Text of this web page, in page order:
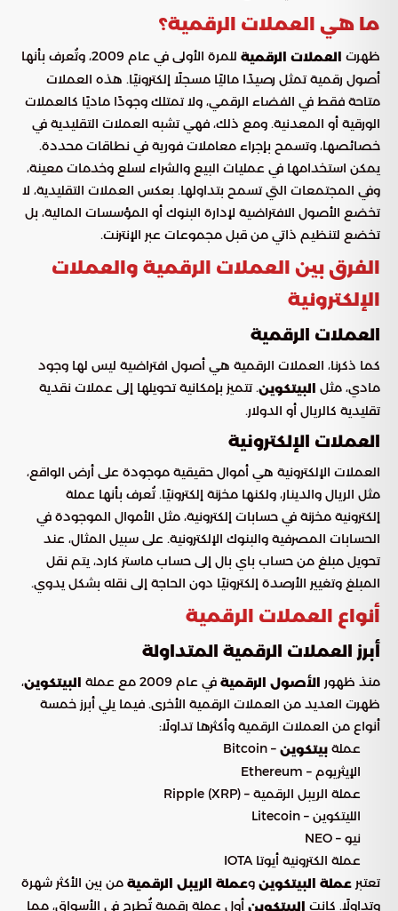
ما هي العملات الرقمية؟
ظهرت العملات الرقمية
للمرة الأولى في عام 2009، وتُعرف بأنها
أصول رقمية تمثل رصيدًا ماليًا مسجلًا إلكترونيًا. هذه العملات
متاحة فقط في الفضاء الرقمي، ولا تمتلك وجودًا ماديًا كالعملات
الورقية أو المعدنية. ومع ذلك، فهي تشبه العملات التقليدية في
خصائصها، وتسمح بإجراء معاملات فورية في نطاقات محددة.
يمكن استخدامها في عمليات البيع والشراء لسلع وخدمات معينة،
وفي المجتمعات التي تسمح بتداولها. بعكس العملات التقليدية، لا
تخضع الأصول الافتراضية لإدارة البنوك أو المؤسسات المالية، بل
تخضع لتنظيم ذاتي من قبل مجموعات عبر الإنترنت.
الفرق بين العملات الرقمية والعملات
الإلكترونية
العملات الرقمية
كما ذكرنا، العملات الرقمية هي أصول افتراضية ليس لها وجود
مادي، مثل البيتكوين. تتميز بإمكانية تحويلها إلى عملات نقدية
تقليدية كالريال أو الدولار.
العملات الإلكترونية
العملات الإلكترونية هي أموال حقيقية موجودة على أرض الواقع،
مثل الريال والدينار، ولكنها مخزنة إلكترونيًا. تُعرف بأنها عملة
إلكترونية مخزنة في حسابات إلكترونية، مثل الأموال الموجودة في
الحسابات المصرفية والبنوك الإلكترونية. على سبيل المثال، عند
تحويل مبلغ من حساب باي بال إلى حساب ماستر كارد، يتم نقل
المبلغ وتغيير الأرصدة إلكترونيًا دون الحاجة إلى نقله بشكل يدوي.
أنواع العملات الرقمية
أبرز العملات الرقمية المتداولة
منذ ظهور الأصول الرقمية في عام 2009 مع عملة البيتكوين،
ظهرت العديد من العملات الرقمية الأخرى. فيما يلي أبرز خمسة
أنواع من العملات الرقمية وأكثرها تداولًا:
عملة بيتكوين – Bitcoin
الإيثريوم – Ethereum
عملة الريبل الرقمية – Ripple (XRP)
الليتكوين – Litecoin
نيو – NEO
عملة الكترونية أيوتا IOTA
تعتبر عملة البيتكوين وعملة الريبل الرقمية من بين الأكثر شهرة
وتداولًا. كانت البيتكوين أول عملة رقمية تُطرح في الأسواق، مما